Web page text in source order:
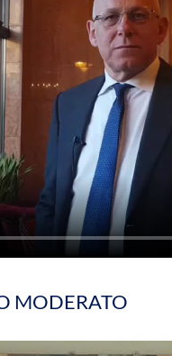
MODERATO